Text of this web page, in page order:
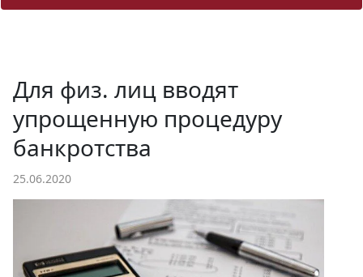
Для физ. лиц вводят
упрощенную процедуру
банкротства
25.06.2020